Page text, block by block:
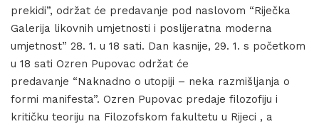
prekidi”, održat će predavanje pod naslovom “Riječka
Galerija likovnih umjetnosti i poslijeratna moderna
umjetnost” 28. 1. u 18 sati. Dan kasnije, 29. 1. s početkom
u 18 sati Ozren Pupovac održat će
predavanje “Naknadno o utopiji – neka razmišljanja o
formi manifesta”. Ozren Pupovac predaje filozofiju i
kritičku teoriju na Filozofskom fakultetu u Rijeci , a